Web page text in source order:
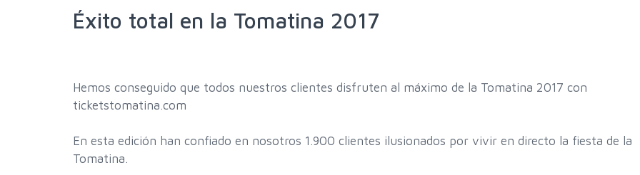
Éxito total en la Tomatina 2017
Hemos conseguido que todos nuestros clientes disfruten al máximo de la Tomatina 2017 con
ticketstomatina.com
En esta edición han confiado en nosotros 1.900 clientes ilusionados por vivir en directo la fiesta de la
Tomatina.